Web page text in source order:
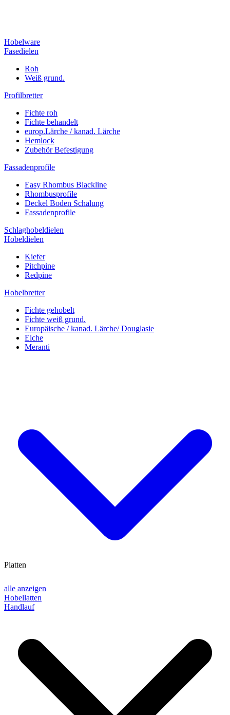
Hobelware
Fasedielen
Roh
Weiß grund.
Profilbretter
Fichte roh
Fichte behandelt
europ.Lärche / kanad. Lärche
Hemlock
Zubehör Befestigung
Fassadenprofile
Easy Rhombus Blackline
Rhombusprofile
Deckel Boden Schalung
Fassadenprofile
Schlaghobeldielen
Hobeldielen
Kiefer
Pitchpine
Redpine
Hobelbretter
Fichte gehobelt
Fichte weiß grund.
Europäische / kanad. Lärche/ Douglasie
Eiche
Meranti
alle anzeigen
Hobellatten
Handlauf
Platten